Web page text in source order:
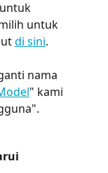
untuk
di sini.
nama
" kami